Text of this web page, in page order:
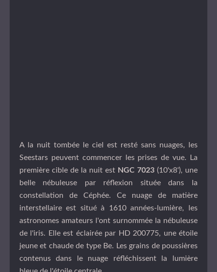
A la nuit tombée le ciel est resté sans nuages, les
Seestars peuvent commencer les prises de vue. La
première cible de la nuit est NGC 7023 (10'x8'), une
belle nébuleuse par réflexion située dans la
constellation de Céphée. Ce nuage de matière
interstellaire est situé à 1610 années-lumière, les
astronomes amateurs l'ont surnommée la nébuleuse
de l'iris. Elle est éclairée par HD 200775, une étoile
jeune et chaude de type Be. Les grains de poussières
contenus dans le nuage réfléchissent la lumière